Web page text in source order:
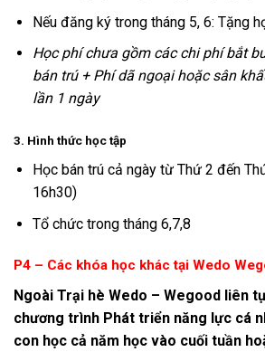
Nếu đăng ký trong tháng 5, 6: Tặng
Học phí chưa gồm các chi phí bắt
bán trú + Phí dã ngoại hoặc sân
lần 1 ngày
3. Hình thức học tập
Học bán trú cả ngày từ Thứ 2 đến
16h30)
Tổ chức trong tháng 6,7,8
P4 – Các khóa học khác tại Wedo
Ngoài Trại hè Wedo – Wegood liên
chương trình Phát triển năng lực cá
con học cả năm học vào cuối tuần